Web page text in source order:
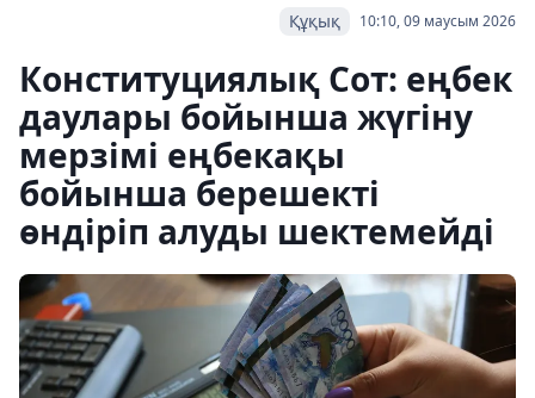
10:10, 09 маусым 2026
Құқық
Конституциялық Сот: еңбек
даулары бойынша жүгіну
мерзімі еңбекақы
бойынша берешекті
өндіріп алуды шектемейді